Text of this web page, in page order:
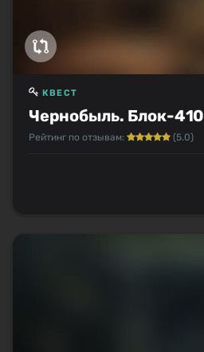
Чернобыль. Блок-410
КВЕСТ
Рейтинг по отзывам: (5.0)